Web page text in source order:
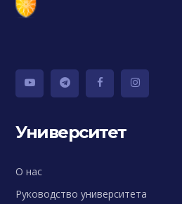
Университет
О нас
Руководство университета